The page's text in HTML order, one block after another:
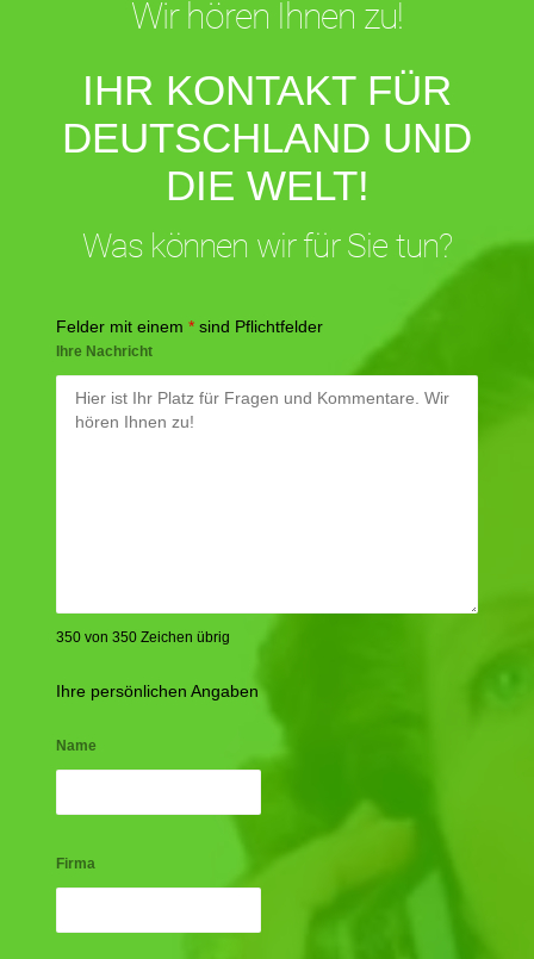
Wir hören Ihnen zu!
IHR KONTAKT FÜR
DEUTSCHLAND UND
DIE WELT!
Was können wir für Sie tun?
Felder mit einem * sind Pflichtfelder
Ihre Nachricht
350 von 350 Zeichen übrig
Ihre persönlichen Angaben
Name
Firma